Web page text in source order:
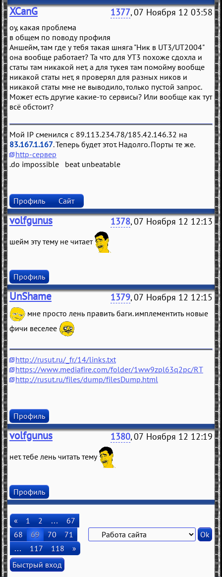
XCanG 1377, 07 Ноября 12 03:58
оу, какая проблема
в общем по поводу профиля
Аншейм, там где у тебя такая шняга "Ник в UT3/UT2004"
она вообще работает? Та что для УТ3 похоже сдохла и
статы там никакой нет, а для тукея там помойму вообще
никакой статы нет, я проверял для разных ников и
никакой статы мне не выводило, только пустой запрос.
Может есть другие какие-то сервисы? Или вообще как тут
всё обстоит?
Мой IP сменился с 89.113.234.78/185.42.146.32 на
83.167.1.167. Теперь будет этот. Надолго. Порты те же.
http-сервер
.do impossible beat unbeatable
Профиль Сайт
volfgunus 1378, 07 Ноября 12 12:13
шейм эту тему не читает
Профиль
UnShame 1379, 07 Ноября 12 12:15
мне просто лень править баги. имплементить новые
фичи веселее
http://rusut.ru/_fr/14/links.txt
https://www.mediafire.com/folder/1ww9zpl63q2pc/RT
http://rusut.ru/files/dump/filesDump.html
Профиль
volfgunus 1380, 07 Ноября 12 12:19
нет. тебе лень читать тему
Профиль
« 1 2 …
67
68
69 70
71
…
117 118 »